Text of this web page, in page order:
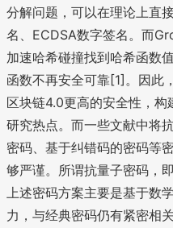
分解问题，可以在理论上直
名、ECDSA数字签名。而
加速哈希碰撞找到哈希函数
函数不再安全可靠[1]。因此
区块链4.0更高的安全性，
研究热点。而一些文献中将
密码、基于纠错码的密码等
够严谨。所谓抗量子密码，
上述密码方案主要是基于数
力，与经典密码仍有紧密相